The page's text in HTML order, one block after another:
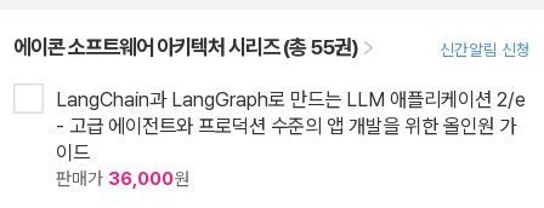
에이콘 소프트웨어 아키텍처 시리즈 (총 55권) 신간알림 신청
LangChain과 LangGraph로 만드는 LLM 애플리케이션 2/e
- 고급 에이전트와 프로덕션 수준의 앱 개발을 위한 올인원 가
이드
판매가 36,000원